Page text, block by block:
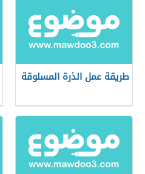
طريقة عمل الذرة المسلوقة